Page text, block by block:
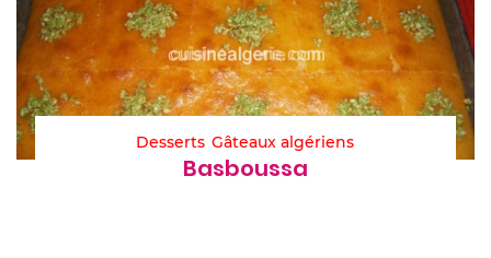
Desserts Gâteaux algériens
Basboussa